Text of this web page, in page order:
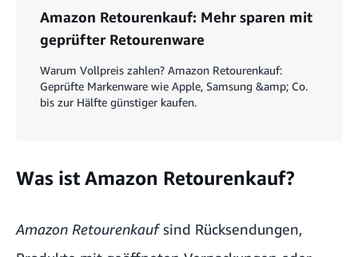
Amazon Retourenkauf: Mehr sparen mit
geprüfter Retourenware
Warum Vollpreis zahlen? Amazon Retourenkauf:
Geprüfte Markenware wie Apple, Samsung &amp; Co.
bis zur Hälfte günstiger kaufen.
Was ist Amazon Retourenkauf?
Amazon Retourenkaufsind Rücksendungen,